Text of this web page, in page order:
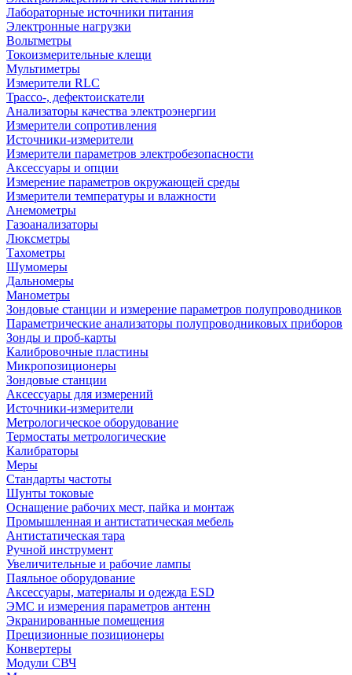
Лабораторные источники питания
Электронные нагрузки
Вольтметры
Токоизмерительные клещи
Мультиметры
Измерители RLC
Трассо-, дефектоискатели
Анализаторы качества электроэнергии
Измерители сопротивления
Источники-измерители
Измерители параметров электробезопасности
Аксессуары и опции
Измерение параметров окружающей среды
Измерители температуры и влажности
Анемометры
Газоанализаторы
Люксметры
Тахометры
Шумомеры
Дальномеры
Манометры
Зондовые станции и измерение параметров полупроводников
Параметрические анализаторы полупроводниковых приборов
Зонды и проб-карты
Калибровочные пластины
Микропозиционеры
Зондовые станции
Аксессуары для измерений
Источники-измерители
Метрологическое оборудование
Термостаты метрологические
Калибраторы
Меры
Стандарты частоты
Шунты токовые
Оснащение рабочих мест, пайка и монтаж
Промышленная и антистатическая мебель
Антистатическая тара
Ручной инструмент
Увеличительные и рабочие лампы
Паяльное оборудование
Аксессуары, материалы и одежда ESD
ЭМС и измерения параметров антенн
Экранированные помещения
Прецизионные позиционеры
Конвертеры
Модули СВЧ